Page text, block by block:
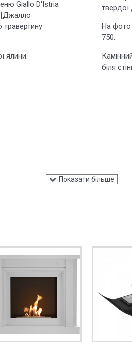
Giallo D'Istria
[Джалло
травертину
ялини.
На фото
750.
біля
звичайний текст.